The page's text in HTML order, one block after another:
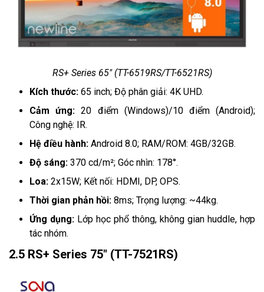
RS+ Series 65" (TT-6519RS/TT-6521RS)
Kích thước: 65 inch; Độ phân giải: 4K UHD.
Cảm ứng:20 điểm (Windows)/10 điểm (Android);
Công nghệ: IR.
Hệ điều hành: Android 8.0; RAM/ROM: 4GB/32GB.
Độ sáng: 370 cd/m²; Góc nhìn: 178°.
Loa: 2x15W; Kết nối: HDMI, DP, OPS.
Thời gian phản hồi: 8ms; Trọng lượng: ~44kg.
Ứng dụng: Lớp học phổ thông, không gian huddle, hợp
tác nhóm.
2.5 RS+ Series 75" (TT-7521RS)